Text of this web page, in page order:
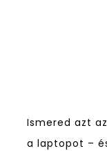
Ismered azt
a laptopot –